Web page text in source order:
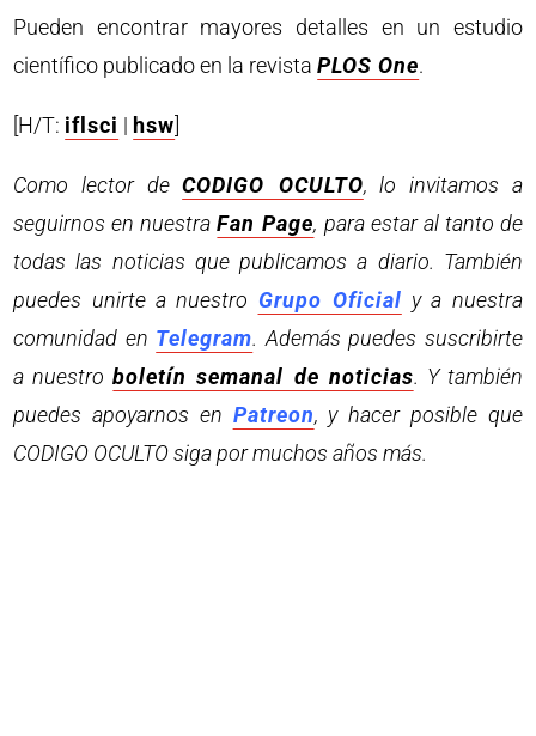
Pueden encontrar mayores detalles en un estudio
científico publicado en la revistaPLOS One.
[H/T: iflsci | hsw
Como lector deCODIGO OCULTO, lo invitamos a
seguirnos en nuestraFan Page, para estar al tanto de
todas las noticias que publicamos a diario. También
puedes unirte a nuestro Grupo Oficial y a nuestra
comunidad en Telegram. Además puedes suscribirte
a nuestroboletín semanal de noticias. Y también
puedes apoyarnos en Patreon, y hacer posible que
CODIGO OCULTO siga por muchos años más.